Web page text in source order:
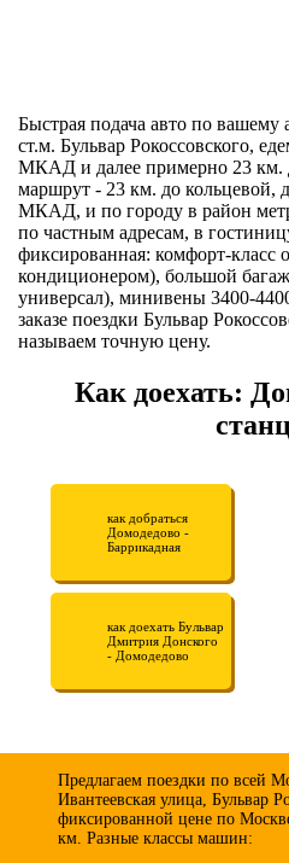
Быстрая подача авто по вашему
ст.м. Бульвар Рокоссовского,
МКАД и далее примерно 23 км.
маршрут - 23 км. до кольцевой,
МКАД, и по городу в район
по частным адресам, в
фиксированная: комфорт-класс
кондиционером), большой
универсал), минивены 3400-
заказе поездки Бульвар
называем точную цену.
Как доехать:
как добраться
Домодедово -
Баррикадная
как доехать Бульвар
Дмитрия Донского
- Домодедово
Предлагаем поездки по всей
Ивантеевская улица, Бульвар
фиксированной цене по
км. Разные классы машин: